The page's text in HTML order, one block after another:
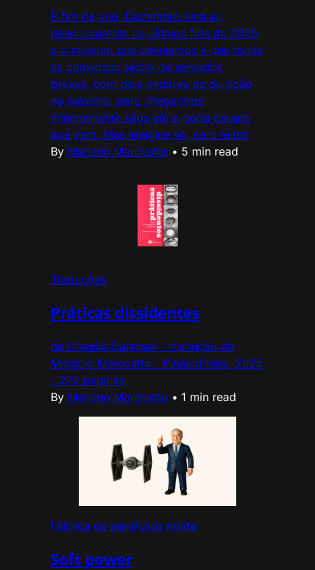
É fim de ano. Dezembro está aí,
desencapando os últimos fios de 2025,
e o máximo que desejamos é que todas
as conversas sejam de elevador,
breves, com dois andares de duração
no máximo, para chegarmos
minimamente sãos até a porta do ano
que vem. Mas imagine só, caro leitor,
By Mariano Marovatto • 5 min read
Traduções
Práticas dissidentes
de Claudia Calirman - tradução de
Mariano Marovatto - Pinakotheke, 2025
- 272 páginas
By Mariano Marovatto • 1 min read
Fábrica de parafusos marte
Soft power